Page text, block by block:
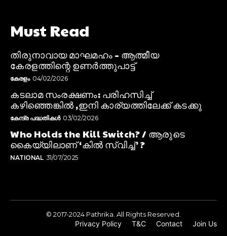
Must Read
തിരുനാവായ മാഘമഹം – ആത്മീയ
കേരളത്തിന്റെ ഉണർത്തുപാട്ട്
കേരളം 04/02/2026
കടലാമ സംരക്ഷണം: പരിഹസിച്ച്
കഴിഞ്ഞെങ്കിൽ ,ഇനി കാര്യത്തിലേക്ക് കടക്കു
കേന്ദ്ര പദ്ധതികൾ 03/02/2026
Who Holds the Kill Switch? / ആരുടെ
കൈയ്യിലാണ് ‘കിൽ സ്വിച്ച്’ ?
NATIONAL 31/07/2025
© 2017-2024 Pathrika. All Rights Reserved.
Privacy Policy T&C Contact Join Us